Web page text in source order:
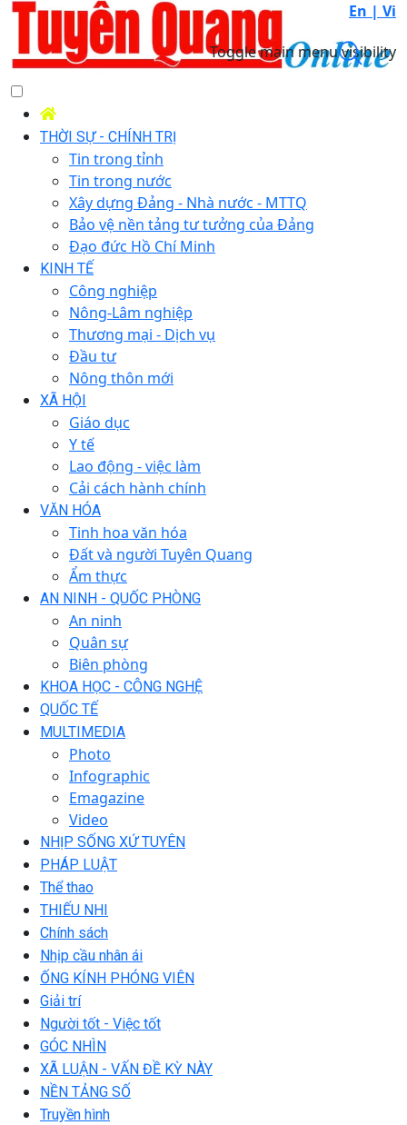
En | Vi
Toggle main menu visibility
THỜI SỰ - CHÍNH TRỊ
Tin trong tỉnh
Tin trong nước
Xây dựng Đảng - Nhà nước - MTTQ
Bảo vệ nền tảng tư tưởng của Đảng
Đạo đức Hồ Chí Minh
KINH TẾ
Công nghiệp
Nông-Lâm nghiệp
Thương mại - Dịch vụ
Đầu tư
Nông thôn mới
XÃ HỘI
Giáo dục
Y tế
Lao động - việc làm
Cải cách hành chính
VĂN HÓA
Tinh hoa văn hóa
Đất và người Tuyên Quang
Ẩm thực
AN NINH - QUỐC PHÒNG
An ninh
Quân sự
Biên phòng
KHOA HỌC - CÔNG NGHỆ
QUỐC TẾ
MULTIMEDIA
Photo
Infographic
Emagazine
Video
NHỊP SỐNG XỨ TUYÊN
PHÁP LUẬT
Thể thao
THIẾU NHI
Chính sách
Nhịp cầu nhân ái
ỐNG KÍNH PHÓNG VIÊN
Giải trí
Người tốt - Việc tốt
GÓC NHÌN
XÃ LUẬN - VẤN ĐỀ KỲ NÀY
NỀN TẢNG SỐ
Truyền hình